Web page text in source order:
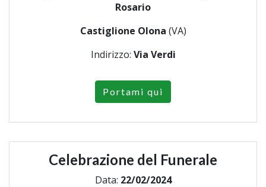
Rosario
Castiglione Olona (VA)
Indirizzo: Via Verdi
Portami qui
Celebrazione del Funerale
Data: 22/02/2024